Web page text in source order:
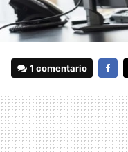
1 comentario